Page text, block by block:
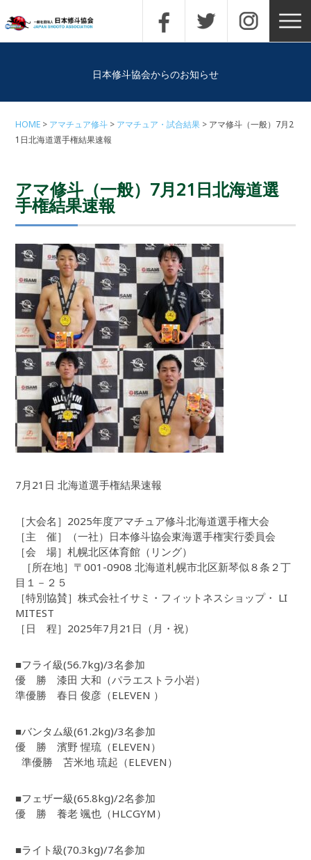
日本修斗協会からのお知らせ
HOME アマチュア修斗 アマチュア・試合結果
アマ修斗（一般）7月2
1日北海道選手権結果速報
アマ修斗（一般）7月21日北海道選
手権結果速報
7月21日 北海道選手権結果速報
［大会名］2025年度アマチュア修斗北海道選手権大会
［主 催］（一社）日本修斗協会東海選手権実行委員会
［会 場］札幌北区体育館（リング）
［所在地］〒001-0908 北海道札幌市北区新琴似８条２丁
目１－２５
［特別協賛］株式会社イサミ・フィットネスショップ・ LI
MITEST
［日 程］2025年7月21日（月・祝）
■フライ級(56.7kg)/3名参加
優 勝 漆田 大和（パラエストラ小岩）
準優勝 春日 俊彦（ELEVEN ）
■バンタム級(61.2kg)/3名参加
優 勝 濱野 惺琉（ELEVEN）
準優勝 苫米地 琉起（ELEVEN）
■フェザー級(65.8kg)/2名参加
優 勝 養老 颯也（HLCGYM）
■ライト級(70.3kg)/7名参加